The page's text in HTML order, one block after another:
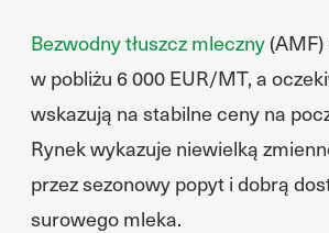
Bezwodny tłuszcz mleczny
w pobliżu 6 000 EUR/MT, a
wskazują na stabilne ceny na
Rynek wykazuje niewielką
przez sezonowy popyt i dobrą
surowego mleka.